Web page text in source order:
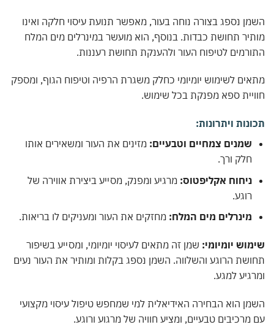
נספג בצורה נוחה בעור, מאפשר תנועת עיסוי חלקה ואינו
תחושת כבדות. בנוסף, הוא מועשר במינרלים מים המלח
לטיפוח העור ולהענקת תחושת רעננות.
לשימוש יומיומי כחלק משגרת הרפיה וטיפוח הגוף, ומספק
ספא מפנקת בכל שימוש.
ויתרונות:
שמנים צמחיים וטבעיים:מזינים את העור ומשאירים אותו
חלק ורך.
ניחוח אקליפטוס:מרגיע ומפנק, מסייע ביצירת אווירה של
מינרלים מים המלח:מחזקים את העור ומעניקים לו בריאות.
יומיומי:שמן זה מתאים לעיסוי יומיומי, ומסייע בשיפור
הרוגע והשלווה. השמן נספג בקלות ומותיר את העור נעים
למגע.
הוא הבחירה האידיאלית למי שמחפש טיפול עיסוי מקצועי
טבעיים, ומציע חוויה של מרגוע ורוגע.